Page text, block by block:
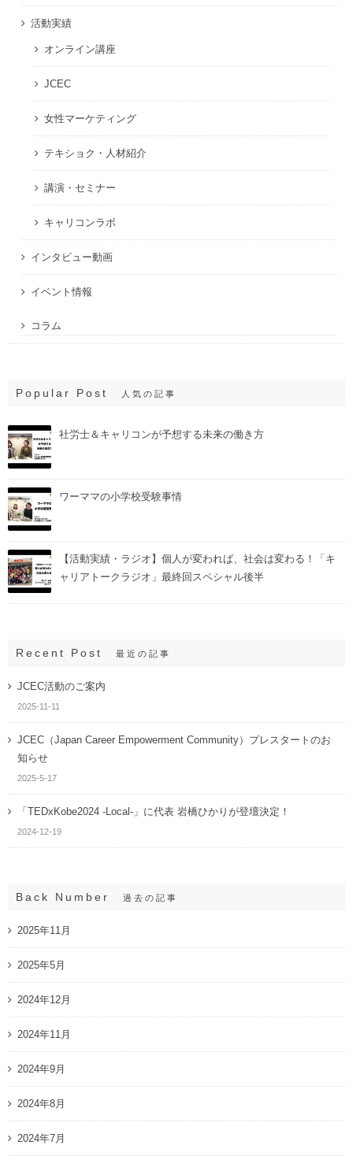
活動実績
オンライン講座
JCEC
女性マーケティング
テキショク・人材紹介
講演・セミナー
キャリコンラボ
インタビュー動画
イベント情報
コラム
Popular Post 人気の記事
社労士＆キャリコンが予想する未来の働き方
ワーママの小学校受験事情
【活動実績・ラジオ】個人が変われば、社会は変わる！「キ
ャリアトークラジオ」最終回スペシャル後半
Recent Post 最近の記事
JCEC活動のご案内
2025-11-11
JCEC（Japan Career Empowerment Community）プレスタートのお
知らせ
2025-5-17
「TEDxKobe2024 -Local-」に代表 岩橋ひかりが登壇決定！
2024-12-19
Back Number 過去の記事
2025年11月
2025年5月
2024年12月
2024年11月
2024年9月
2024年8月
2024年7月